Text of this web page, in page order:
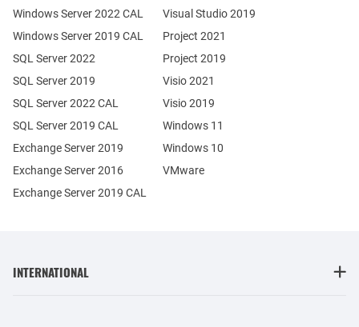
Exchange Server 2019
Exchange Server 2016
SQL Server 2022
SQL Server 2019
Windows Server 2022 CAL
Windows Server 2019 CAL
SQL Server 2022 CAL
SQL Server 2019 CAL
Exchange Server 2019 CAL
Visual Studio 2019
Project 2021
Project 2019
Visio 2021
Visio 2019
Windows 11
Windows 10
VMware
INTERNATIONAL